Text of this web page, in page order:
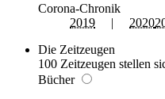
Corona-Chronik
2019 | 2020
Die Zeitzeugen
100 Zeitzeugen stellen
Bücher